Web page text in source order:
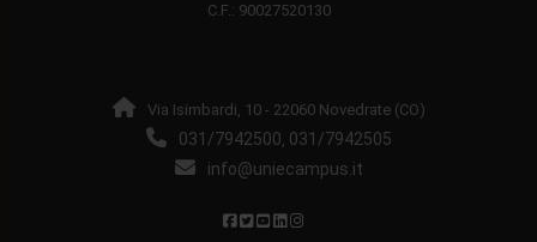
C.F.: 90027520130
Via Isimbardi, 10 - 22060 Novedrate (CO)
031/7942500, 031/7942505
info@uniecampus.it